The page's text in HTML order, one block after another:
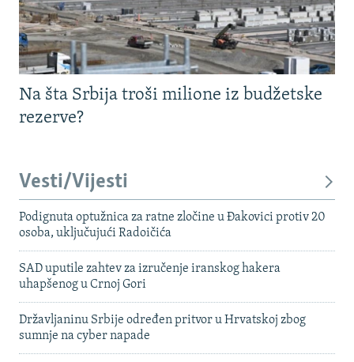
Na šta Srbija troši milione iz budžetske
rezerve?
Vesti/Vijesti
Podignuta optužnica za ratne zločine u Đakovici protiv 20
osoba, uključujući Radoičića
SAD uputile zahtev za izručenje iranskog hakera
uhapšenog u Crnoj Gori
Državljaninu Srbije određen pritvor u Hrvatskoj zbog
sumnje na cyber napade